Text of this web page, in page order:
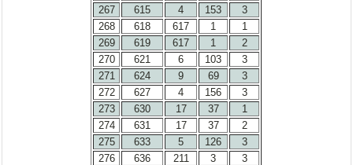
267
615 4 153
3
268
618 617 1
1
269
619 617 1
2
270
621 6 103
3
271
624 9 69
3
272
627 4 156
3
273
630 17 37
1
274
631 17 37
2
275
633 5 126
3
276
636 211 3
3